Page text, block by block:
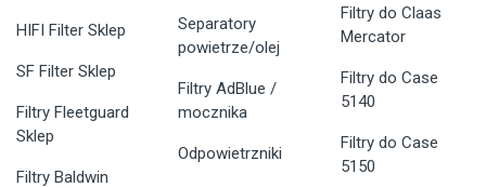
HIFI Filter Sklep
SF Filter Sklep
Filtry Fleetguard
Sklep
Filtry Baldwin
Separatory
powietrze/olej
Filtry AdBlue /
mocznika
Odpowietrzniki
Filtry do Claas
Mercator
Filtry do Case
5140
Filtry do Case
5150